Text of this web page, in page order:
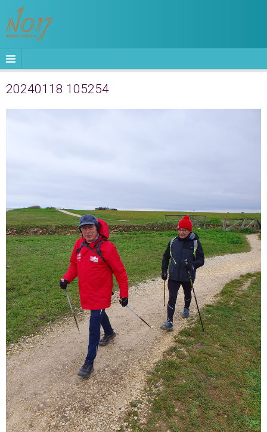
20240118 105254